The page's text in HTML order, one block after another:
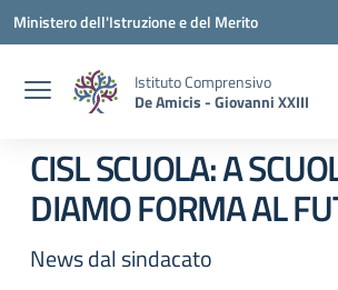
Vai ai contenuti
Vai al menu di navigazione
Vai al footer
Ministero dell'Istruzione e del Merito
Istituto Comprensivo
De Amicis - Giovanni XXIII
CISL SCUOLA: A
DIAMO FORMA AL
News dal sindacato